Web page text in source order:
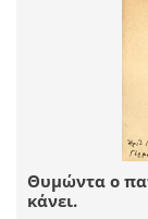
Θυμώντα ο
κάνει.